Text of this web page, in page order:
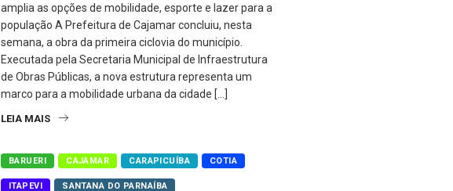
amplia as opções de mobilidade, esporte e lazer para a
população A Prefeitura de Cajamar concluiu, nesta
semana, a obra da primeira ciclovia do município.
Executada pela Secretaria Municipal de Infraestrutura
de Obras Públicas, a nova estrutura representa um
marco para a mobilidade urbana da cidade […]
LEIA MAIS
BARUERI CAJAMAR CARAPICUÍBA COTIA
ITAPEVI SANTANA DO PARNAÍBA